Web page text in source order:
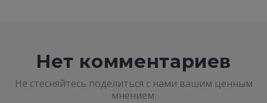
Нет комментариев
Не стесняйтесь поделиться с нами вашим ценным
мнением.